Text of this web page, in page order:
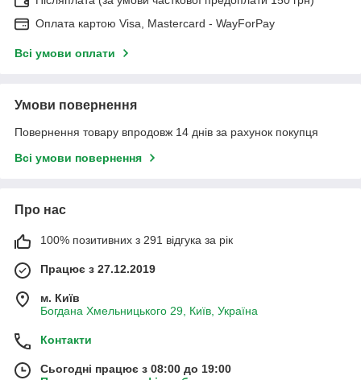
Оплата картою Visa, Mastercard - WayForPay
Всі умови оплати
Умови повернення
Повернення товару впродовж 14 днів за рахунок покупця
Всі умови повернення
Про нас
100% позитивних з 291 відгука за рік
Працює з 27.12.2019
м. Київ
Богдана Хмельницького 29, Київ, Україна
Контакти
Сьогодні працює з 08:00 до 19:00